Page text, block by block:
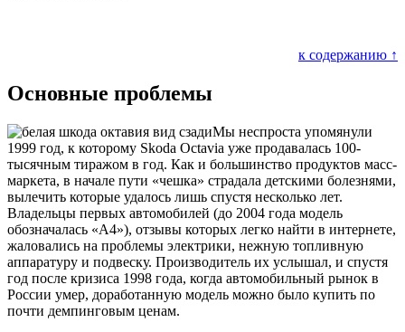
к содержанию ↑
Основные проблемы
Мы неспроста упомянули
1999 год, к которому Skoda Octavia уже продавалась 100-
тысячным тиражом в год. Как и большинство продуктов масс-
маркета, в начале пути «чешка» страдала детскими болезнями,
вылечить которые удалось лишь спустя несколько лет.
Владельцы первых автомобилей (до 2004 года модель
обозначалась «А4»), отзывы которых легко найти в интернете,
жаловались на проблемы электрики, нежную топливную
аппаратуру и подвеску. Производитель их услышал, и спустя
год после кризиса 1998 года, когда автомобильный рынок в
России умер, доработанную модель можно было купить по
почти демпинговым ценам.